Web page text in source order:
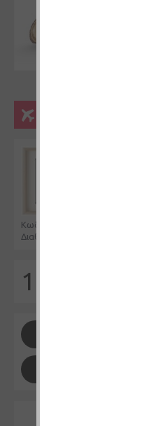
Κωδικός Προϊόντος:
Διαθεσιμότητα:
10,90€